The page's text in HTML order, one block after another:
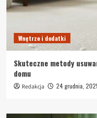
Wnętrze i dodatki
Skuteczne metody
domu
Redakcja 24 grudnia,